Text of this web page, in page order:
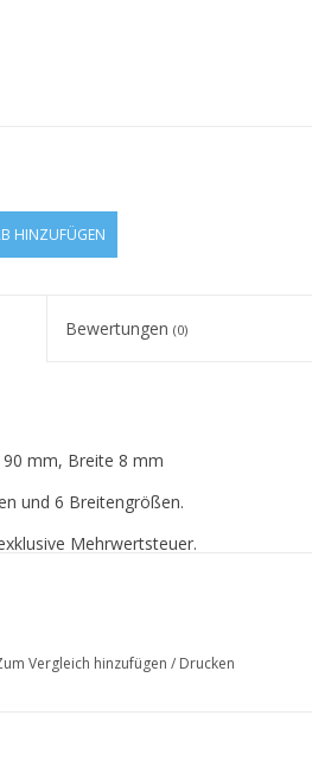
HINZUFÜGEN
Bewertungen (0)
mm, Breite 8 mm
und 6 Breitengrößen.
Mehrwertsteuer.
Eigenschaften:
Vergleich hinzufügen / Drucken